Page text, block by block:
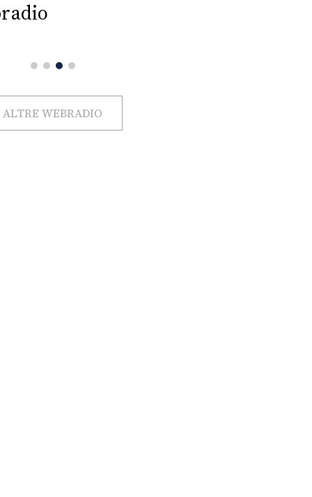
ALTRE WEBRADIO